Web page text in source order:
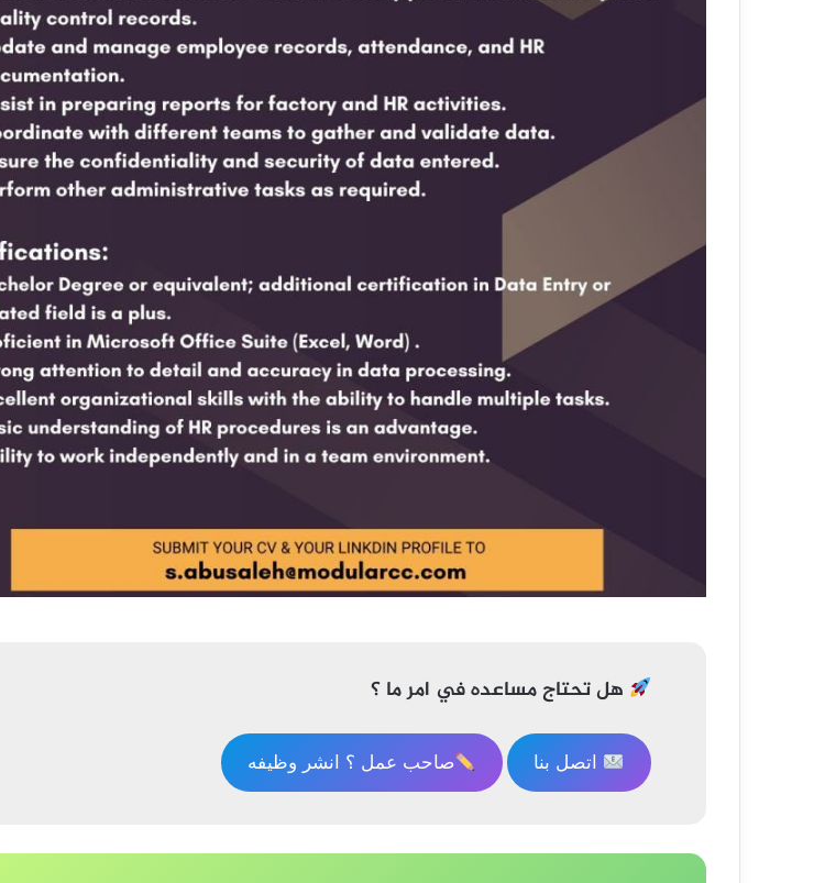
المقالاتهل تحتاج مساعده في امر ما ؟
اتصل بنا صاحب عمل ؟ انشر وظيفه